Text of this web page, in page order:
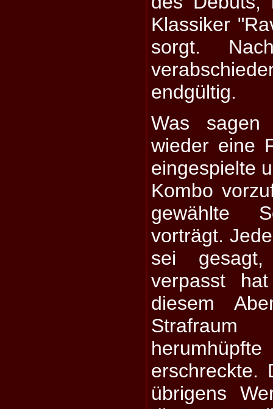
Klassiker
sorgt.
endgültig.
Was
wieder eine
eingespielte
Kombo
gewählte
vorträgt.
sei
verpasst
diesem
erschreckte.
übrigens